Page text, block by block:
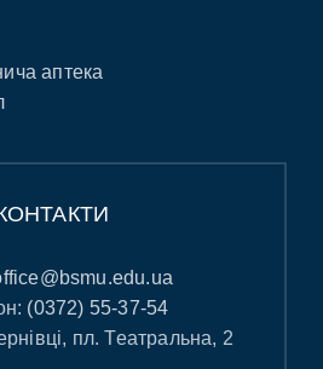
аптека
(0372) 55-37-54
пл. Театральна, 2